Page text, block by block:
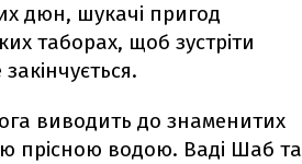
дюн, шукачі пригод
таборах, щоб зустріти
виводить до знаменитих
прісною водою. Ваді Шаб та